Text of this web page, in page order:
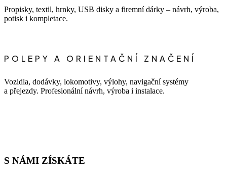
Propisky, textil, hrnky, USB disky a firemní dárky – návrh, výroba,
potisk i kompletace.
POLEPY A ORIENTAČNÍ ZNAČENÍ
Vozidla, dodávky, lokomotivy, výlohy, navigační systémy
a přejezdy. Profesionální návrh, výroba i instalace.
S NÁMI ZÍSKÁTE